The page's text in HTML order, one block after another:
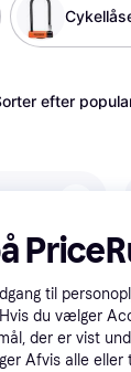
låse, vil
det
efter
til
du vælger
der er vist
Afvis alle